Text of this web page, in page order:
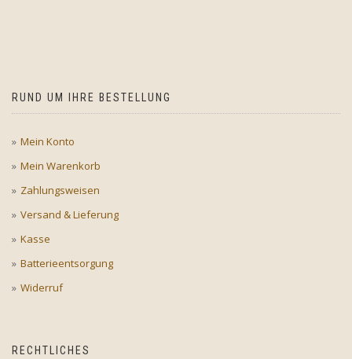
RUND UM IHRE BESTELLUNG
Mein Konto
Mein Warenkorb
Zahlungsweisen
Versand & Lieferung
Kasse
Batterieentsorgung
Widerruf
RECHTLICHES